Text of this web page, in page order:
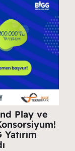
Play ve